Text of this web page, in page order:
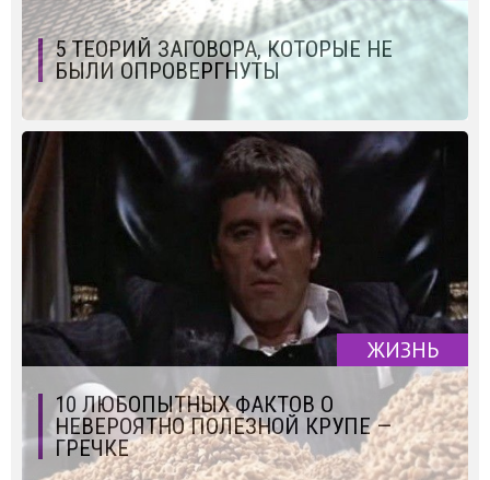
5 ТЕОРИЙ ЗАГОВОРА, КОТОРЫЕ НЕ
БЫЛИ ОПРОВЕРГНУТЫ
ЖИЗНЬ
10 ЛЮБОПЫТНЫХ ФАКТОВ О
НЕВЕРОЯТНО ПОЛЕЗНОЙ КРУПЕ —
ГРЕЧКЕ